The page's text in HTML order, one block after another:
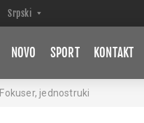
NOVO SPORT KONTAKT
Fokuser, jednostruki